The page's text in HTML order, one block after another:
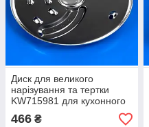
Диск для великого
нарізування та тертки
KW715981 для кухонного
комбайна
466 ₴